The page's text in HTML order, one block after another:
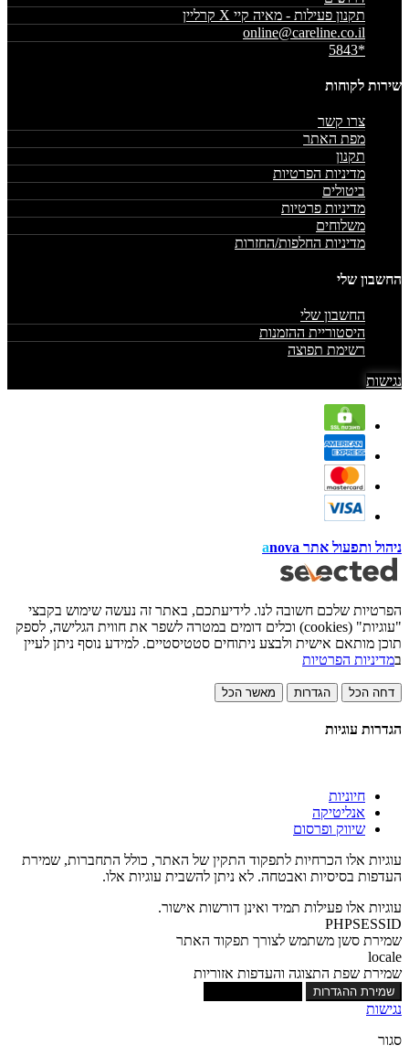
תקנון פעילות - מאיה קיי X קרליין
online@careline.co.il
*5843
שירות לקוחות
צרו קשר
מפת האתר
תקנון
מדיניות הפרטיות
ביטולים
מדיניות פרטיות
משלוחים
מדיניות החלפות/החזרות
החשבון שלי
החשבון שלי
היסטוריית ההזמנות
רשימת תפוצה
נגישות
ניהול ותפעול אתר anova
הפרטיות שלכם חשובה לנו. לידיעתכם, באתר זה נעשה שימוש בקבצי
"עוגיות" (cookies) וכלים דומים במטרה לשפר את חווית הגלישה, לספק
תוכן מותאם אישית ולבצע ניתוחים סטטיסטיים. למידע נוסף ניתן לעיין
במדיניות הפרטיות
דחה הכל הגדרות מאשר הכל
הגדרות עוגיות
חיוניות
אנליטיקה
שיווק ופרסום
עוגיות אלו הכרחיות לתפקוד התקין של האתר, כולל התחברות, שמירת
העדפות בסיסיות ואבטחה. לא ניתן להשבית עוגיות אלו.
עוגיות אלו פעילות תמיד ואינן דורשות אישור.
PHPSESSID
שמירת סשן משתמש לצורך תפקוד האתר
locale
שמירת שפת התצוגה והעדפות אזוריות
שמירת ההגדרות
נגישות
סגור